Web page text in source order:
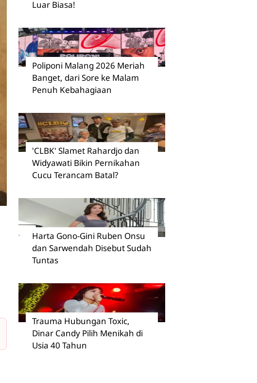
Luar Biasa!
Poliponi Malang 2026 Meriah
Banget, dari Sore ke Malam
Penuh Kebahagiaan
'CLBK' Slamet Rahardjo dan
Widyawati Bikin Pernikahan
Cucu Terancam Batal?
Harta Gono-Gini Ruben Onsu
dan Sarwendah Disebut Sudah
Tuntas
Trauma Hubungan Toxic,
Dinar Candy Pilih Menikah di
Usia 40 Tahun